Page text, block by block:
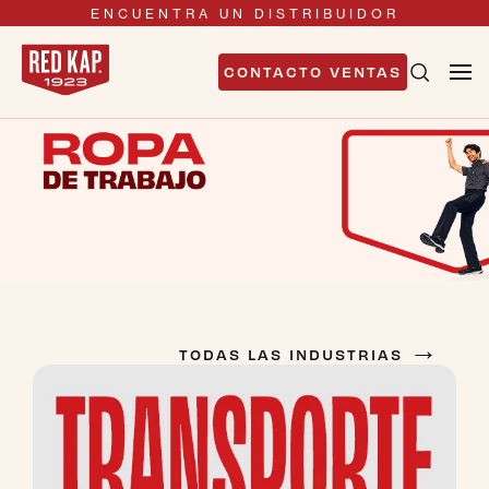
ENCUENTRA UN DISTRIBUIDOR
CONTACTO VENTAS
TODAS LAS INDUSTRIAS →